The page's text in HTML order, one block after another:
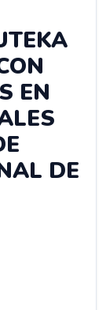
EN
DE